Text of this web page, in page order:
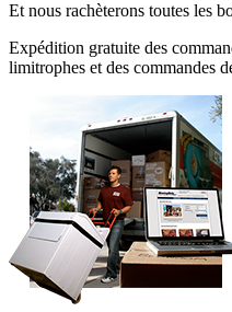
Et nous rachèterons toutes les
Expédition gratuite des
limitrophes et des commandes